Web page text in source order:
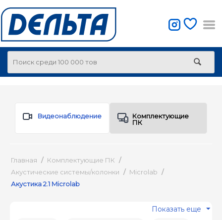
Видеонаблюдение
Комплектующие
ПК
Главная / Комплектующие ПК /
Акустические системы/колонки / Microlab /
Акустика 2.1 Microlab
Показать еще